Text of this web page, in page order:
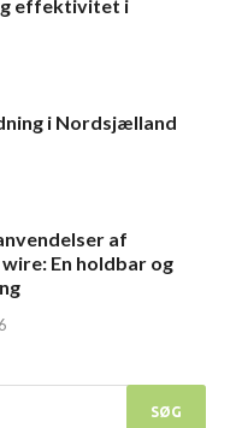
effektivitet i
i Nordsjælland
af
En holdbar og